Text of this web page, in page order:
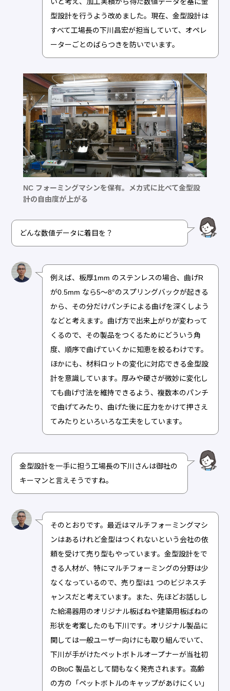
いと考え、加工実績から得た数値データを基に金
型設計を行うよう改めました。現在、金型設計は
すべて工場長の下川昌宏が担当していて、オペレ
ーターごとのばらつきを防いでいます。
NC フォーミングマシンを保有。メカ式に比べて金型設
計の自由度が上がる
どんな数値データに着目を？
例えば、板厚1mm のステンレスの場合、曲げR
が0.5mm なら5～8°のスプリングバックが起きる
から、その分だけパンチによる曲げを深くしよう
などと考えます。曲げ方で出来上がりが変わって
くるので、その製品をつくるためにどういう角
度、順序で曲げていくかに知恵を絞るわけです。
ほかにも、材料ロットの変化に対応できる金型設
計を意識しています。厚みや硬さが微妙に変化し
ても曲げ寸法を維持できるよう、複数本のパンチ
で曲げてみたり、曲げた後に圧力をかけて押さえ
てみたりといろいろな工夫をしています。
金型設計を一手に担う工場長の下川さんは御社の
キーマンと言えそうですね。
そのとおりです。最近はマルチフォーミングマシ
ンはあるけれど金型はつくれないという会社の依
頼を受けて売り型もやっています。金型設計をで
きる人材が、特にマルチフォーミングの分野は少
なくなっているので、売り型は1 つのビジネスチ
ャンスだと考えています。また、先ほどお話しし
た給湯器用のオリジナル板ばねや建築用板ばねの
形状を考案したのも下川です。オリジナル製品に
関しては一般ユーザー向けにも取り組んでいて、
下川が手がけたペットボトルオープナーが当社初
のBtoC 製品として間もなく発売されます。高齢
の方の「ペットボトルのキャップがあけにくい」